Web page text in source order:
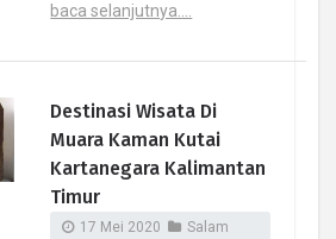
baca selanjutnya....
Destinasi Wisata Di
Muara Kaman Kutai
Kartanegara Kalimantan
Timur
17 Mei 2020 Salam